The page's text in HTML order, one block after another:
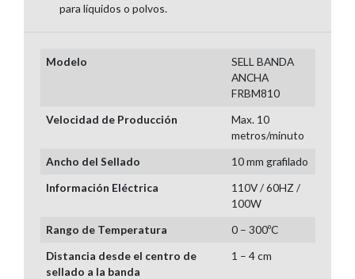
para líquidos o polvos.
Modelo
SELL BANDA
ANCHA
FRBM810
Velocidad de Producción
Max. 10
metros/minuto
Ancho del Sellado
10 mm grafilado
Información Eléctrica
110V / 60HZ /
100W
Rango de Temperatura
0 – 300ºC
Distancia desde el centro de
sellado a la banda
1 – 4 cm